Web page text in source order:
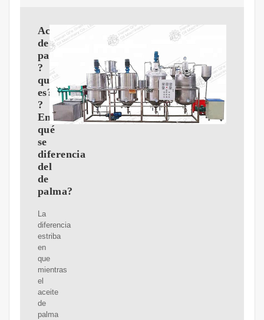
Aceite
de
palmiste:
?
qué
es?
?
En
qué
se
diferencia
del
de
palma?
La
diferencia
estriba
en
que
mientras
el
aceite
de
palma